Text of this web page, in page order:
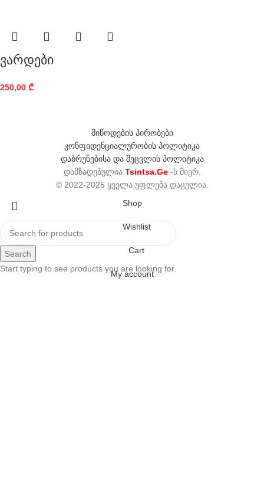
ვარდები
250,00 ₾
მიწოდების პირობები
კონფიდენციალურობის პოლიტიკა
დაბრუნებისა და შეცვლის პოლიტიკა
დამზადებულია Tsintsa.Ge -ს მიერ.
© 2022-2025 ყველა უფლება დაცულია.
Search
Start typing to see products you are looking for.
Shop
Wishlist
Cart
My account